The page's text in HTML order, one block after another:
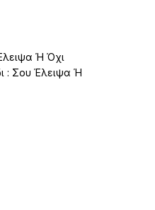
Ή Όχι
: Σου Έλειψα Ή